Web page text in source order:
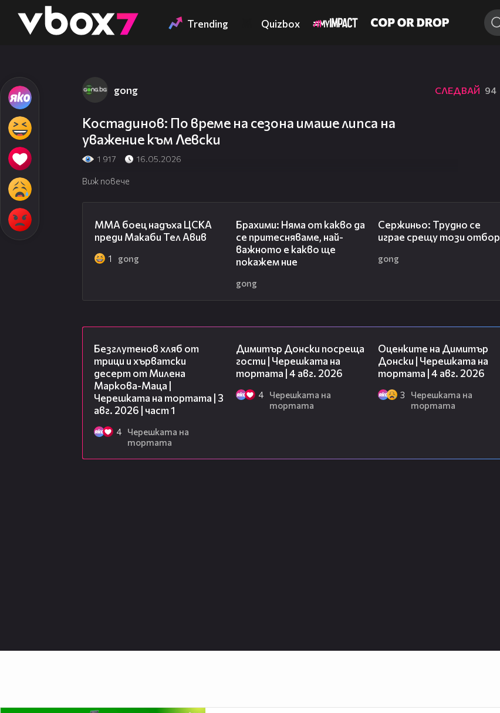
👾 Trending Quizbox
gong СЛЕДВАЙ 94
Костадинов: По време на сезона имаше липса на
уважение към Левски
1 917 16.05.2026
Виж повече
ММА боец надъха ЦСКА
преди Макаби Тел Авив
1 gong
Брахими: Няма от какво да
се притесняваме, най-
важното е какво ще
покажем ние
gong
Сержиньо: Трудно се
играе срещу този отбор
gong
Безглутенов хляб от
трици и хърватски
десерт от Милена
Маркова-Маца |
Черешката на тортата | 3
авг. 2026 | част 1
4
Черешката на
тортата
Димитър Донски посреща
гости | Черешката на
тортата | 4 авг. 2026
4
Черешката на
тортата
Оценките на Димитър
Донски | Черешката на
тортата | 4 авг. 2026
3
Черешката на
тортата